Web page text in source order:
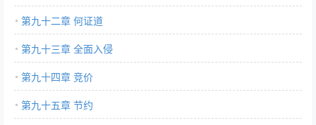
第九十二章 何证道
第九十三章 全面入侵
第九十四章 竞价
第九十五章 节约